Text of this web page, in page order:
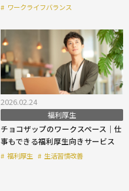
# ワークライフバランス
2026.02.24
福利厚生
チョコザップのワークスペース｜仕
事もできる福利厚生向きサービス
# 福利厚生 # 生活習慣改善